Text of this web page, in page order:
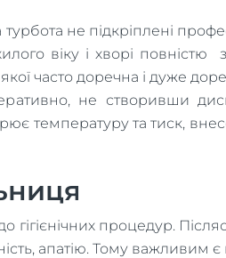
не підкріплені
віку і хворі повністю
часто доречна і дуже
не створивши
температуру та тиск,
процедур.
апатію. Тому важливим